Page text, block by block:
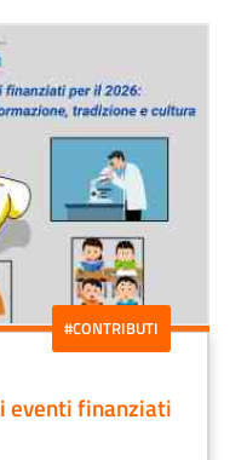
#CONTRIBUTI
eventi finanziati